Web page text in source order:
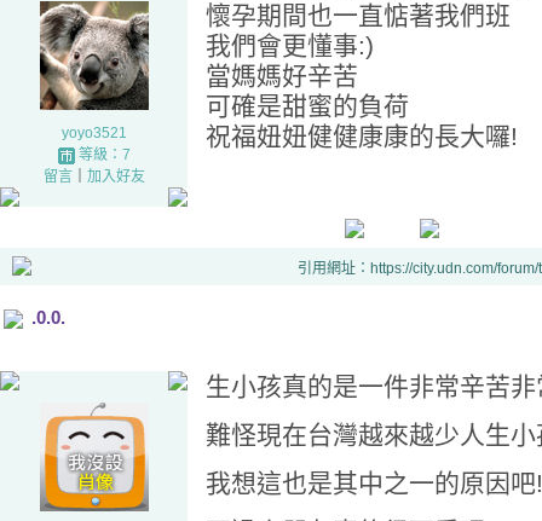
yoyo3521
等級：7
留言｜ 加入好友
懷孕期間也一直惦著我們班
我們會更懂事:)
當媽媽好辛苦
可確是甜蜜的負荷
祝福妞妞健健康康的長大囉!
引用網址：https://city.udn.com/
.0.0.
生小孩真的是一件非常辛苦
難怪現在台灣越來越少人生小
我想這也是其中之一的原因吧!